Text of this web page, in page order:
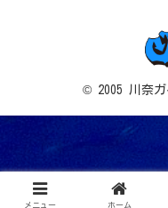
© 2005 川奈ガ
メニュー ホーム